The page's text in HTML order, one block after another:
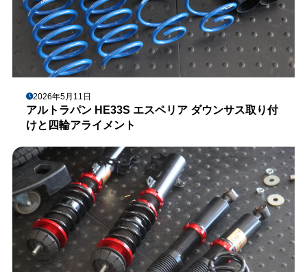
2026年5月11日
アルトラパン HE33S エスペリア ダウンサス取り付
けと四輪アライメント